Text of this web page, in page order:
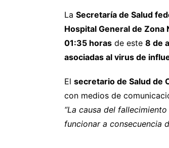
La Secretaría de Salud
Hospital General de Zona
01:35 horas de este 8 de
asociadas al virus de
El secretario de Salud de
con medios de
“La causa del
funcionar a consecuencia